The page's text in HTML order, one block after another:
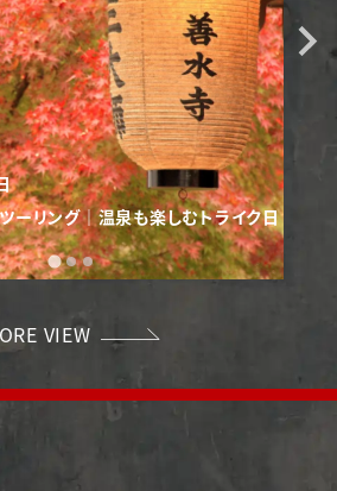
ーリング｜温泉も楽しむトライク日
VIEW